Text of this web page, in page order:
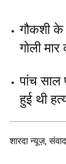
गौकशी
गोली
पांच साल
हुई थी
शारदा न्यूज़,